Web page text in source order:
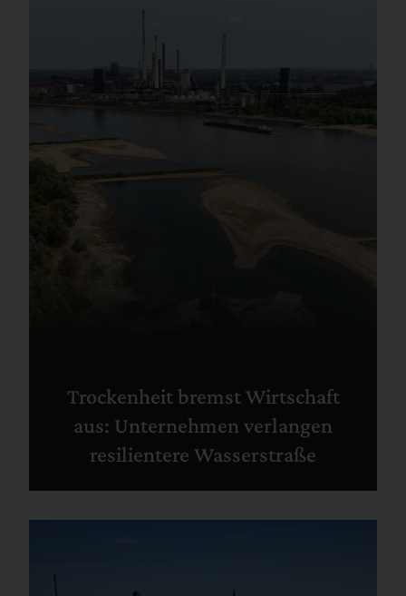
Trockenheit bremst Wirtschaft
aus: Unternehmen verlangen
resilientere Wasserstraße